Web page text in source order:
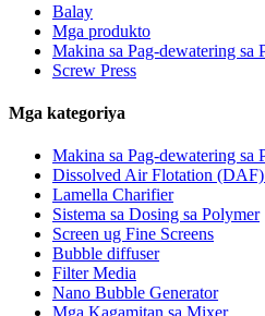
Balay
Mga produkto
Makina sa Pag-dewatering sa
Screw Press
Mga kategoriya
Makina sa Pag-dewatering sa
Dissolved Air Flotation (DAF)
Lamella Charifier
Sistema sa Dosing sa Polymer
Screen ug Fine Screens
Bubble diffuser
Filter Media
Nano Bubble Generator